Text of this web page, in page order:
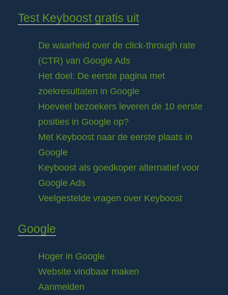
Test Keyboost gratis uit
De waarheid over de click-through rate
(CTR) van Google Ads
Het doel: De eerste pagina met
zoekresultaten in Google
Hoeveel bezoekers leveren de 10 eerste
posities in Google op?
Met Keyboost naar de eerste plaats in
Google
Keyboost als goedkoper alternatief voor
Google Ads
Veelgestelde vragen over Keyboost
Google
Hoger in Google
Website vindbaar maken
Aanmelden